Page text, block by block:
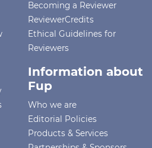
Becoming a Reviewer
ReviewerCredits
Ethical Guidelines for
Reviewers
Information about
Fup
Who we are
Editorial Policies
Products & Services